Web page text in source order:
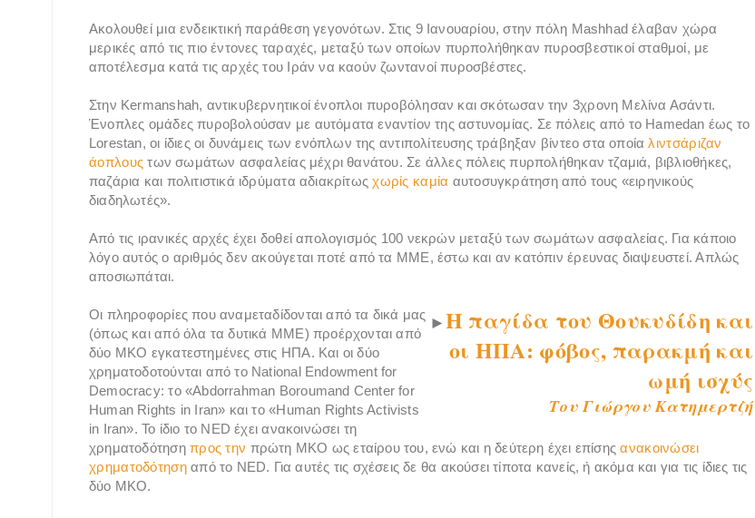
Ακολουθεί μια ενδεικτική παράθεση γεγονότων. Στις 9 Ιανουαρίου, στην πόλη Mashhad έλαβαν χώρα
μερικές από τις πιο έντονες ταραχές, μεταξύ των οποίων πυρπολήθηκαν πυροσβεστικοί σταθμοί, με
αποτέλεσμα κατά τις αρχές του Ιράν να καούν ζωντανοί πυροσβέστες.
Στην Kermanshah, αντικυβερνητικοί ένοπλοι πυροβόλησαν και σκότωσαν την 3χρονη Μελίνα Ασάντι.
Ένοπλες ομάδες πυροβολούσαν με αυτόματα εναντίον της αστυνομίας. Σε πόλεις από το Hamedan έως το
Lorestan, οι ίδιες οι δυνάμεις των ενόπλων της αντιπολίτευσης τράβηξαν βίντεο στα οποίαλιντσάριζαν
άοπλους των σωμάτων ασφαλείας μέχρι θανάτου. Σε άλλες πόλεις πυρπολήθηκαν τζαμιά, βιβλιοθήκες,
παζάρια και πολιτιστικά ιδρύματα αδιακρίτωςχωρίς καμία αυτοσυγκράτηση από τους «ειρηνικούς
διαδηλωτές».
Από τις ιρανικές αρχές έχει δοθεί απολογισμός 100 νεκρών μεταξύ των σωμάτων ασφαλείας. Για κάποιο
λόγο αυτός ο αριθμός δεν ακούγεται ποτέ από τα ΜΜΕ, έστω και αν κατόπιν έρευνας διαψευστεί. Απλώς
αποσιωπάται.
►Η παγίδα του Θουκυδίδη και
οι ΗΠΑ: φόβος, παρακμή και
ωμή ισχύς
Του Γιώργου Κατημερτζή
Οι πληροφορίες που αναμεταδίδονται από τα δικά μας
(όπως και από όλα τα δυτικά ΜΜΕ) προέρχονται από
δύο ΜΚΟ εγκατεστημένες στις ΗΠΑ. Και οι δύο
χρηματοδοτούνται από το National Endowment for
Democracy: το «Abdorrahman Boroumand Center for
Human Rights in Iran» και το «Human Rights Activists
in Iran». Το ίδιο το NED έχει ανακοινώσει τη
χρηματοδότηση προς την πρώτη ΜΚΟ ως εταίρου του, ενώ και η δεύτερη έχει επίσηςανακοινώσει
χρηματοδότησηαπό το NED. Για αυτές τις σχέσεις δε θα ακούσει τίποτα κανείς, ή ακόμα και για τις ίδιες τις
δύο ΜΚΟ.